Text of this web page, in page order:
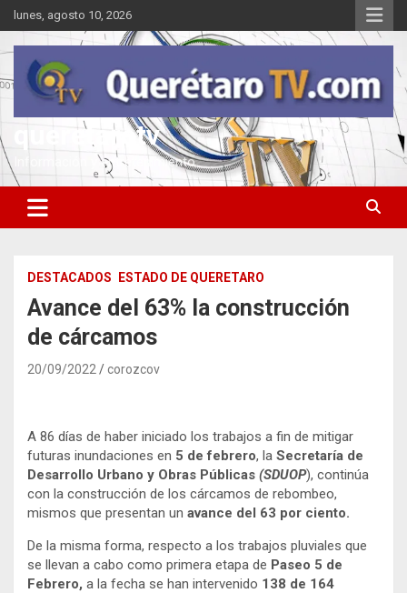
Saltar
al
contenido
lunes, agosto 10, 2026
queretarotv
Información y entretenimiento
DESTACADOS ESTADO DE QUERETARO
Avance del 63% la construcción
de cárcamos
20/09/2022 corozcov
A 86 días de haber iniciado los trabajos a fin de mitigar
futuras inundaciones en 5 de febrero, la Secretaría de
Desarrollo Urbano y Obras Públicas (SDUOP), continúa
con la construcción de los cárcamos de rebombeo,
mismos que presentan un avance del 63 por ciento.
De la misma forma, respecto a los trabajos pluviales que
se llevan a cabo como primera etapa de Paseo 5 de
Febrero, a la fecha se han intervenido 138 de 164